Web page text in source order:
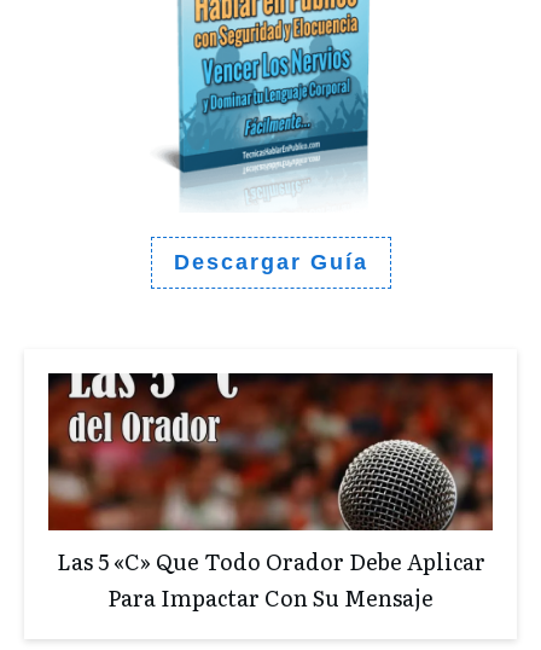
Descargar Guía
Las 5 «C» Que Todo Orador Debe Aplicar
Para Impactar Con Su Mensaje